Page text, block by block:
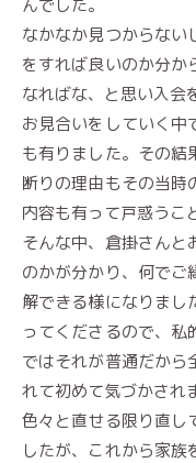
なかなか見つからない
をすれば良いのか分か
なればな、と思い入会
お見合いをしていく中
も有りました。その結
断りの理由もその当時
内容も有って戸惑うこ
そんな中、倉掛さんと
のかが分かり、何でご
解できる様になりまし
ってくださるので、私
ではそれが普通だから
れて初めて気づかされ
色々と直せる限り直し
したが、これから家